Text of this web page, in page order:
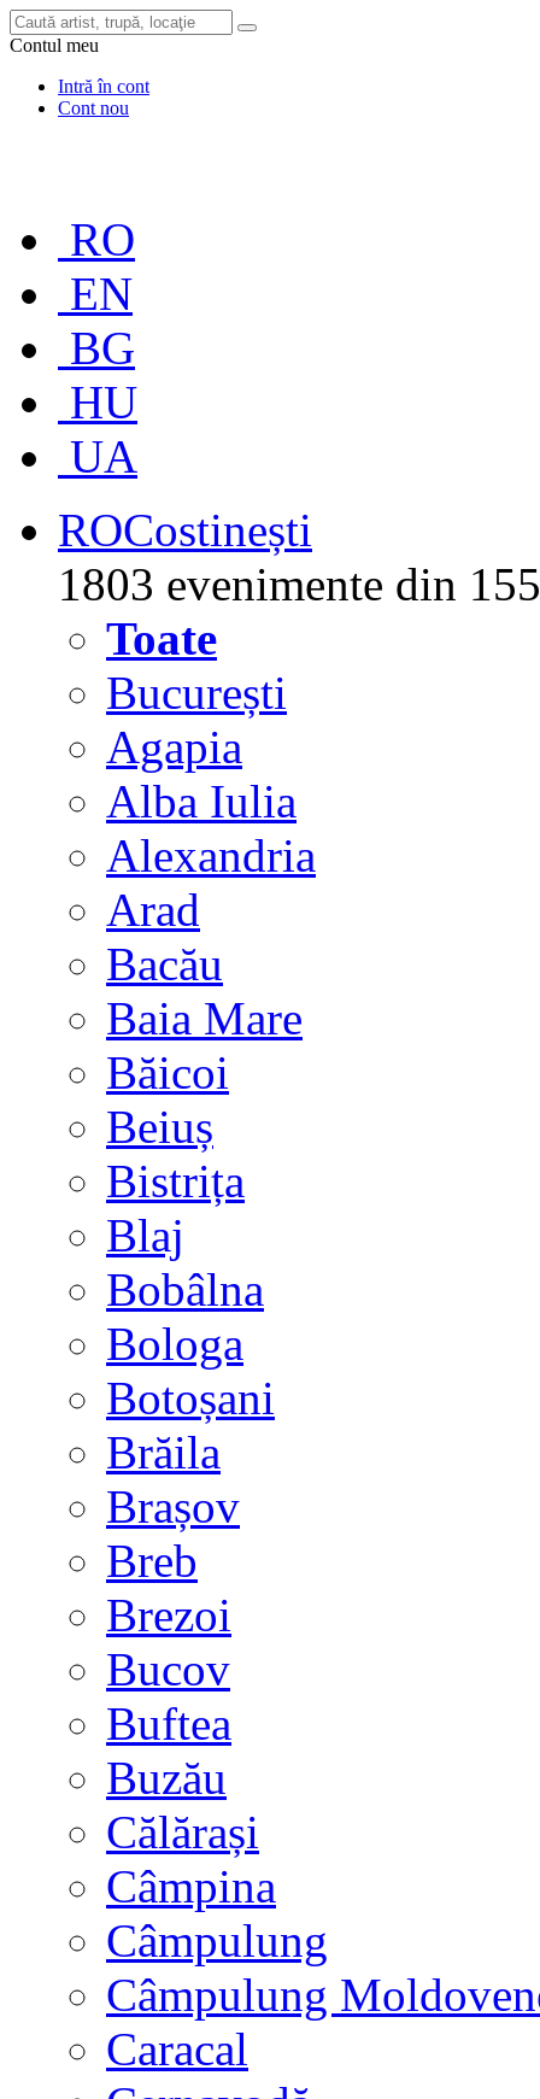
Contul meu
Intră în cont
Cont nou
RO
EN
BG
HU
UA
ROCostinești
1803 evenimente din
Toate
București
Agapia
Alba Iulia
Alexandria
Arad
Bacău
Baia Mare
Băicoi
Beiuș
Bistrița
Blaj
Bobâlna
Bologa
Botoșani
Brăila
Brașov
Breb
Brezoi
Bucov
Buftea
Buzău
Călărași
Câmpina
Câmpulung
Câmpulung
Caracal